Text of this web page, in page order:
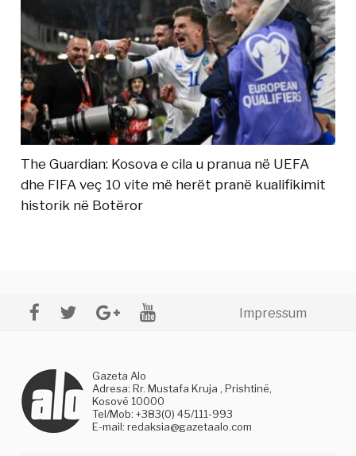
The Guardian: Kosova e cila u pranua në UEFA
dhe FIFA veç 10 vite më herët pranë kualifikimit
historik në Botëror
Impressum
Gazeta Alo
Adresa: Rr. Mustafa Kruja , Prishtinë,
Kosovë 10000
Tel/Mob: +383(0) 45/111-993
E-mail:redaksia@gazetaalo.com